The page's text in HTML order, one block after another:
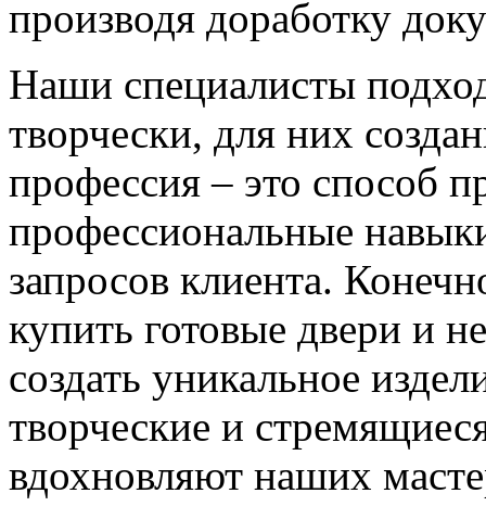
производя доработку
Наши специалисты
творчески, для них
профессия – это способ
профессиональные
запросов клиента.
купить готовые двери и
создать уникальное
творческие и
вдохновляют наших